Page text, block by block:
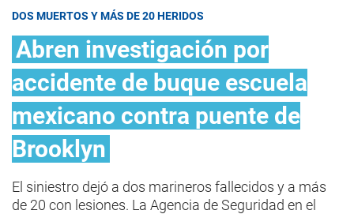
DOS MUERTOS Y MÁS DE 20 HERIDOS
Abren investigación por
accidente de buque escuela
mexicano contra puente de
Brooklyn
El siniestro dejó a dos marineros fallecidos y a más
de 20 con lesiones. La Agencia de Seguridad en el